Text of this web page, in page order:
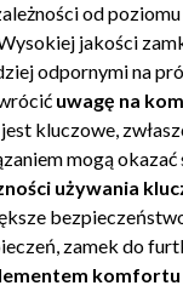
od
jakości
odpornymi na
uwagę na
kluczowe,
mogą
używania
zamek do
komfortu